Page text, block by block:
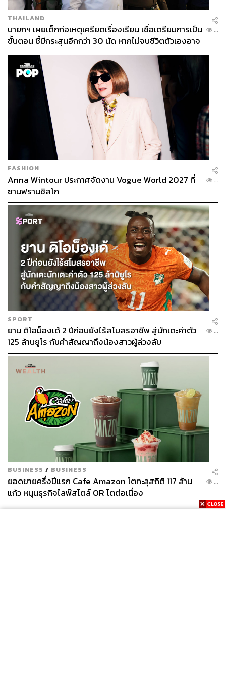
THAILAND
นายกฯ เผยเด็กก่อเหตุเครียดเรื่องเรียน เชื่อเตรียมการเป็น
ขั้นตอน ชี้มีกระสุนอีกกว่า 30 นัด หากไม่จบชีวิตตัวเองอาจ
สูญเสียเพิ่ม
...
FASHION
Anna Wintour ประกาศจัดงาน Vogue World 2027 ที่
ซานฟรานซิสโก
...
SPORT
ยาน ดิโอม็องเด้ 2 ปีก่อนยังไร้สโมสรอาชีพ สู่นักเตะค่าตัว
125 ล้านยูโร กับคำสัญญาถึงน้องสาวผู้ล่วงลับ
...
BUSINESS / BUSINESS
ยอดขายครึ่งปีแรก Cafe Amazon โตทะลุสถิติ 117 ล้าน
แก้ว หนุนธุรกิจไลฟ์สไตล์ OR โตต่อเนื่อง
...